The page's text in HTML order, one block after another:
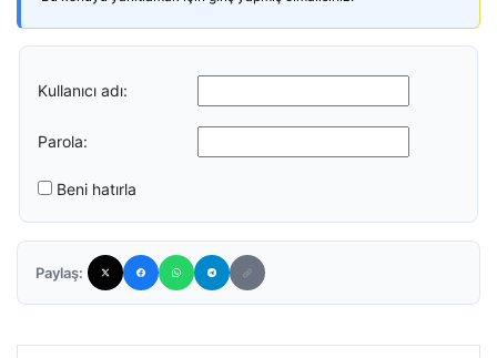
Kullanıcı adı:
Parola:
Beni hatırla
Paylaş: